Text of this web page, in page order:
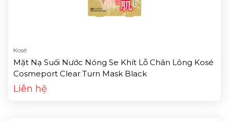
Kosé
Mặt Nạ Suối Nước Nóng Se Khít Lỗ Chân Lông Kosé
Cosmeport Clear Turn Mask Black
Liên hệ